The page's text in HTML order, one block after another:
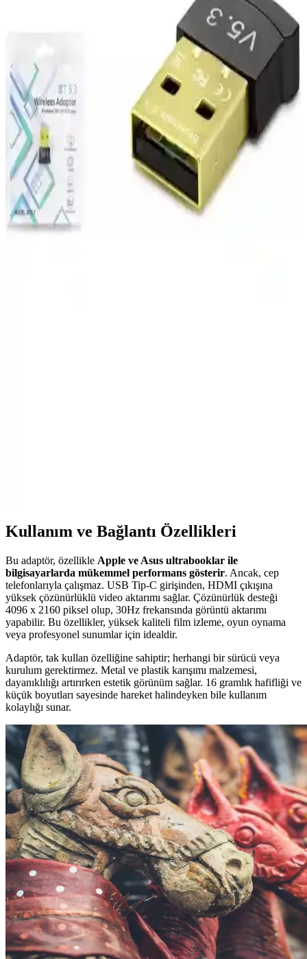
3D Qpart 5.1 ve KLASİST Masaüstü Bluetooth
Adaptörlerinin Karşılaştırması
İki Bluetooth adaptörünü detaylı karşılaştırıyoruz. 3D Qpart 5.1 hız
ve taşınabilirlik sunarken, KLASİST kolay kullanım ve uygun fiyat
sağlar. Hangi ürün sizin için daha uygun?
Media Markt Type-C Şarj Aletleri: Güvenilir ve
Hızlı Şarj Çözümleri
Media Markt'ta satılan Type-C şarj aletleri, hızlı şarj, yüksek güç
çıkışı ve güvenlik özellikleriyle öne çıkar. Güvenilir markalar ve
uygun fiyat seçenekleriyle elektronik cihazlarınızı en iyi şekilde
destekler.
İnfostar Acer Uyumlu 90W Notebook Adaptörü:
19V, 4.74A, 5.5×1.7 mm Uçlu, 24 Ay Garanti
Kullanım ve Bağlantı Özellikleri
Bu adaptör, özellikle Apple ve Asus ultrabooklar ile
bilgisayarlarda mükemmel performans gösterir. Ancak, cep
telefonlarıyla çalışmaz. USB Tip-C girişinden, HDMI çıkışına
yüksek çözünürlüklü video aktarımı sağlar. Çözünürlük desteği
4096 x 2160 piksel olup, 30Hz frekansında görüntü aktarımı
yapabilir. Bu özellikler, yüksek kaliteli film izleme, oyun oynama
veya profesyonel sunumlar için idealdir.
Adaptör, tak kullan özelliğine sahiptir; herhangi bir sürücü veya
kurulum gerektirmez. Metal ve plastik karışımı malzemesi,
dayanıklılığı artırırken estetik görünüm sağlar. 16 gramlık hafifliği ve
küçük boyutları sayesinde hareket halindeyken bile kullanım
kolaylığı sunar.